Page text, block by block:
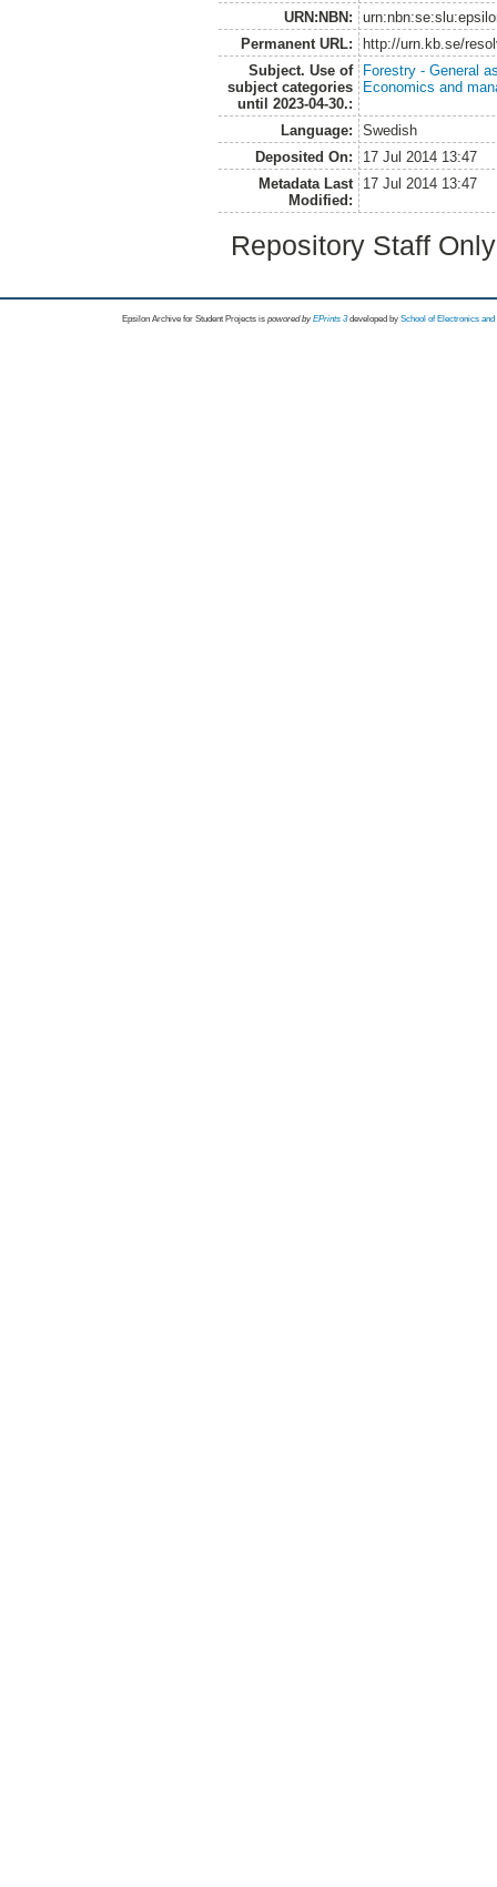
URN:NBN:
Permanent URL:
http://urn.kb.se/
Subject. Use of
subject categories
until 2023-04-30.:
Forestry - General
Economics and
Language:
Swedish
Deposited On:
17 Jul 2014 13:47
Metadata Last
Modified:
17 Jul 2014 13:47
Repository Staff
Epsilon Archive for Student Projects is powored byEPrints 3 developed by School of Electronics